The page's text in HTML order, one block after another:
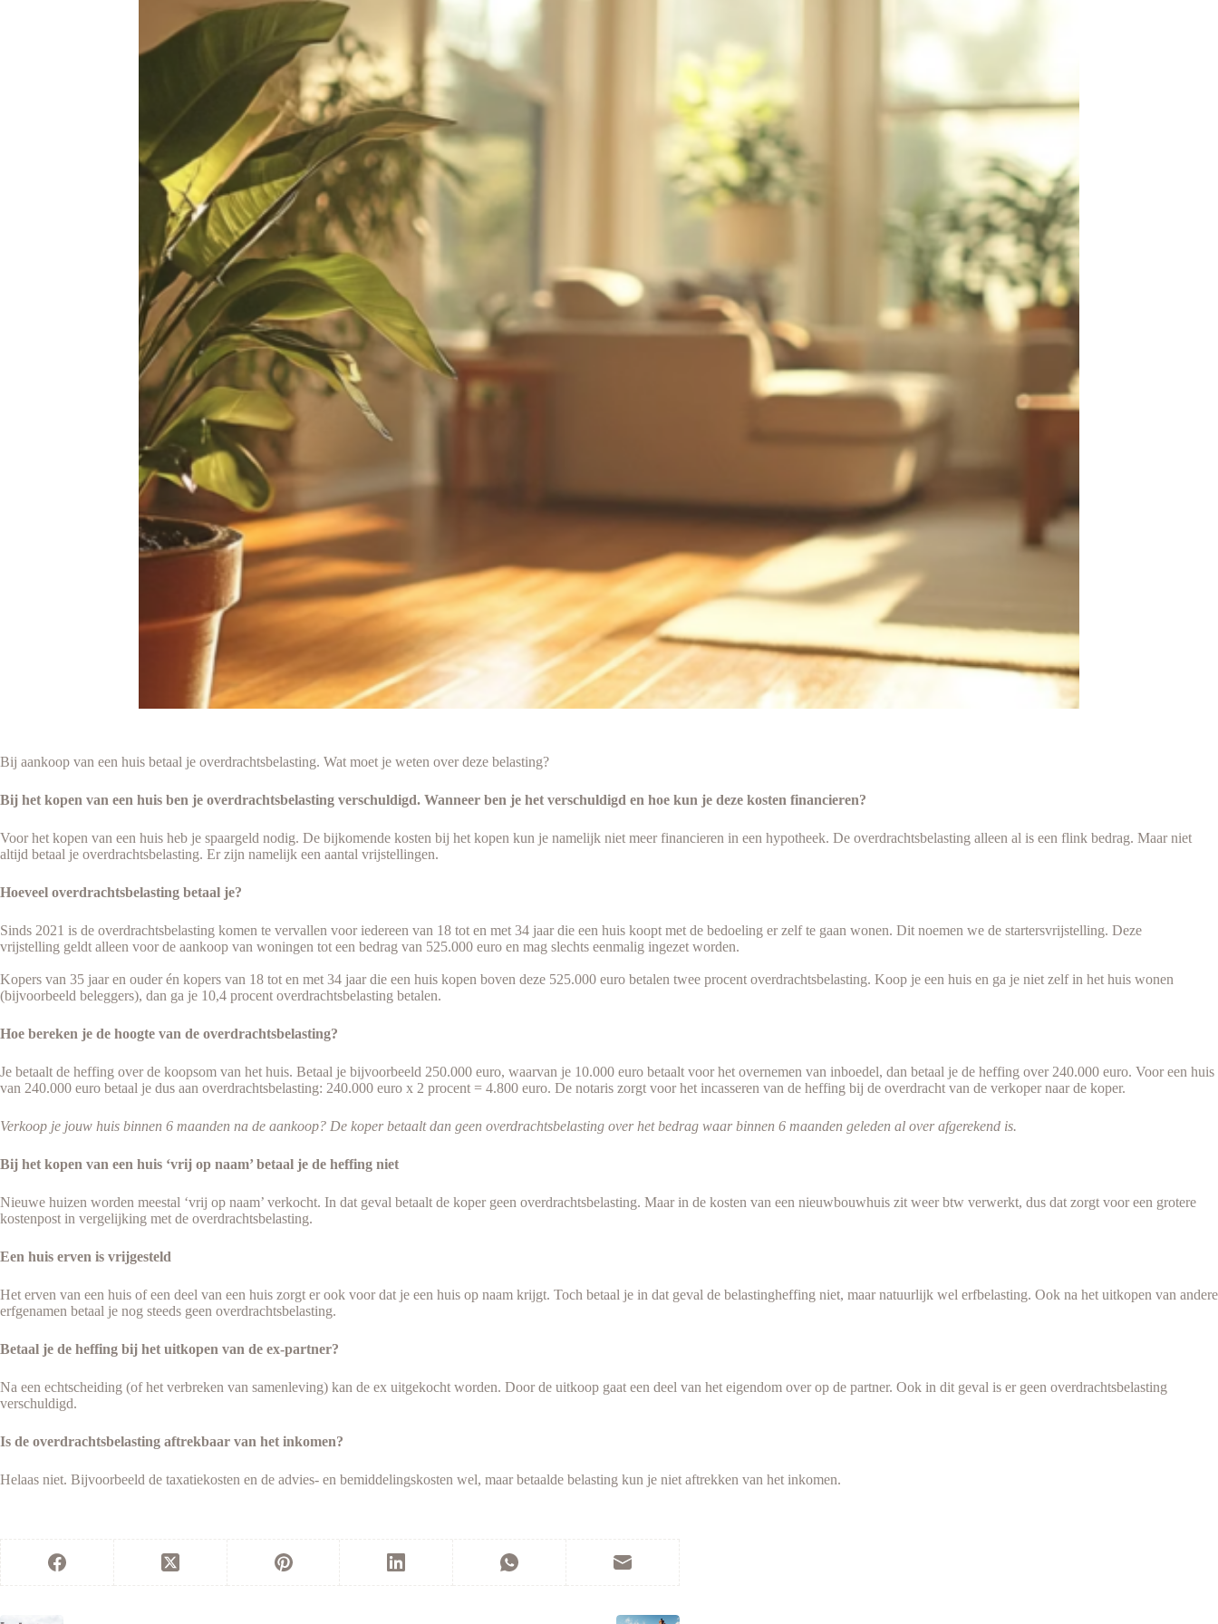
Bij aankoop van een huis betaal je overdrachtsbelasting. Wat moet je weten over deze belasting?
Bij het kopen van een huis ben je overdrachtsbelasting verschuldigd. Wanneer ben je het verschuldigd en hoe kun je deze kosten financieren?
Voor het kopen van een huis heb je spaargeld nodig. De bijkomende kosten bij het kopen kun je namelijk niet meer financieren in een hypotheek. De overdrachtsbelasting alleen al is een flink bedrag. Maar niet
altijd betaal je overdrachtsbelasting. Er zijn namelijk een aantal vrijstellingen.
Hoeveel overdrachtsbelasting betaal je?
Sinds 2021 is de overdrachtsbelasting komen te vervallen voor iedereen van 18 tot en met 34 jaar die een huis koopt met de bedoeling er zelf te gaan wonen. Dit noemen we de startersvrijstelling. Deze
vrijstelling geldt alleen voor de aankoop van woningen tot een bedrag van 525.000 euro en mag slechts eenmalig ingezet worden.
Kopers van 35 jaar en ouder én kopers van 18 tot en met 34 jaar die een huis kopen boven deze 525.000 euro betalen twee procent overdrachtsbelasting. Koop je een huis en ga je niet zelf in het huis wonen
(bijvoorbeeld beleggers), dan ga je 10,4 procent overdrachtsbelasting betalen.
Hoe bereken je de hoogte van de overdrachtsbelasting?
Je betaalt de heffing over de koopsom van het huis. Betaal je bijvoorbeeld 250.000 euro, waarvan je 10.000 euro betaalt voor het overnemen van inboedel, dan betaal je de heffing over 240.000 euro. Voor een huis
van 240.000 euro betaal je dus aan overdrachtsbelasting: 240.000 euro x 2 procent = 4.800 euro. De notaris zorgt voor het incasseren van de heffing bij de overdracht van de verkoper naar de koper.
Verkoop je jouw huis binnen 6 maanden na de aankoop? De koper betaalt dan geen overdrachtsbelasting over het bedrag waar binnen 6 maanden geleden al over afgerekend is.
Bij het kopen van een huis ‘vrij op naam’ betaal je de heffing niet
Nieuwe huizen worden meestal ‘vrij op naam’ verkocht. In dat geval betaalt de koper geen overdrachtsbelasting. Maar in de kosten van een nieuwbouwhuis zit weer btw verwerkt, dus dat zorgt voor een grotere
kostenpost in vergelijking met de overdrachtsbelasting.
Een huis erven is vrijgesteld
Het erven van een huis of een deel van een huis zorgt er ook voor dat je een huis op naam krijgt. Toch betaal je in dat geval de belastingheffing niet, maar natuurlijk wel erfbelasting. Ook na het uitkopen van andere
erfgenamen betaal je nog steeds geen overdrachtsbelasting.
Betaal je de heffing bij het uitkopen van de ex-partner?
Na een echtscheiding (of het verbreken van samenleving) kan de ex uitgekocht worden. Door de uitkoop gaat een deel van het eigendom over op de partner. Ook in dit geval is er geen overdrachtsbelasting
verschuldigd.
Is de overdrachtsbelasting aftrekbaar van het inkomen?
Helaas niet. Bijvoorbeeld de taxatiekosten en de advies- en bemiddelingskosten wel, maar betaalde belasting kun je niet aftrekken van het inkomen.